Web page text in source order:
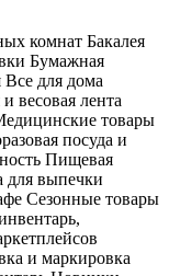
комнат Бакалея
Бумажная
Все для дома
весовая лента
товары
посуда и
Пищевая
для выпечки
Сезонные товары
и маркировка